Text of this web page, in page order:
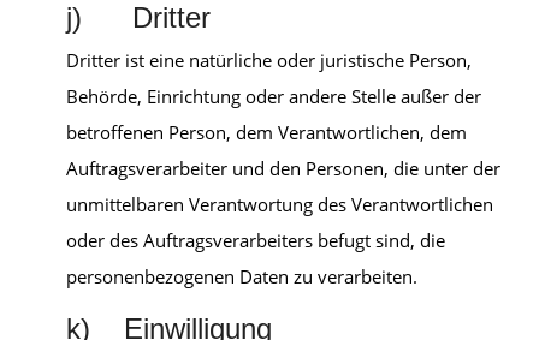
j) Dritter
Dritter ist eine natürliche oder juristische Person,
Behörde, Einrichtung oder andere Stelle außer der
betroffenen Person, dem Verantwortlichen, dem
Auftragsverarbeiter und den Personen, die unter der
unmittelbaren Verantwortung des Verantwortlichen
oder des Auftragsverarbeiters befugt sind, die
personenbezogenen Daten zu verarbeiten.
k) Einwilligung